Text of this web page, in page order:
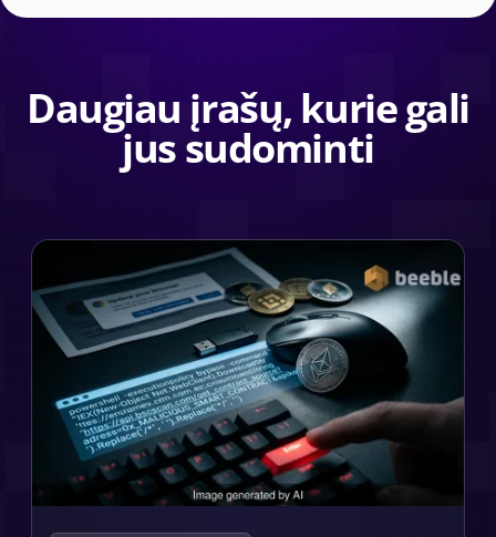
Daugiau įrašų, kurie gali
jus sudominti